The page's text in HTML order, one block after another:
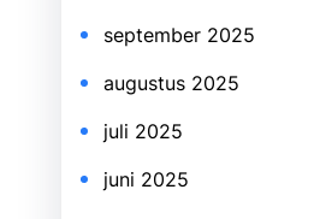
september 2025
augustus 2025
juli 2025
juni 2025